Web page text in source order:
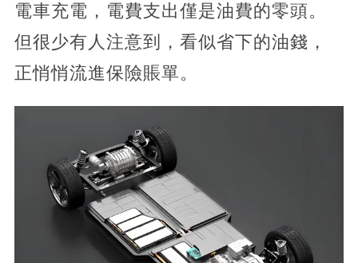
電車充電，電費支出僅是油費的零頭。
但很少有人注意到，看似省下的油錢，
正悄悄流進保險賬單。